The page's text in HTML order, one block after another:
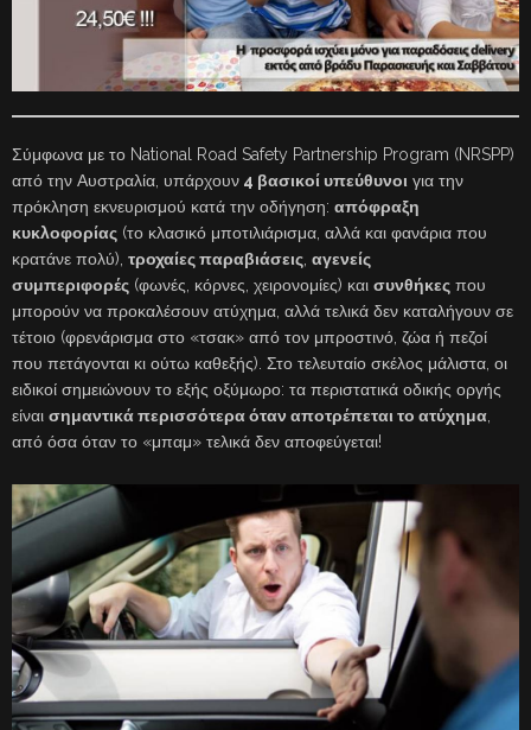
Σύμφωνα με το National Road Safety Partnership Program (NRSPP)
από την Αυστραλία, υπάρχουν 4 βασικοί υπεύθυνοι για την
πρόκληση εκνευρισμού κατά την οδήγηση: απόφραξη
κυκλοφορίας (το κλασικό μποτιλιάρισμα, αλλά και φανάρια που
κρατάνε πολύ), τροχαίες παραβιάσεις αγενείς
συμπεριφορές (φωνές, κόρνες, χειρονομίες) και συνθήκες που
μπορούν να προκαλέσουν ατύχημα, αλλά τελικά δεν καταλήγουν σε
τέτοιο (φρενάρισμα στο «τσακ» από τον μπροστινό, ζώα ή πεζοί
που πετάγονται κι ούτω καθεξής). Στο τελευταίο σκέλος μάλιστα, οι
ειδικοί σημειώνουν το εξής οξύμωρο: τα περιστατικά οδικής οργής
είναι σημαντικά περισσότερα όταν αποτρέπεται το ατύχημα
από όσα όταν το «μπαμ» τελικά δεν αποφεύγεται!